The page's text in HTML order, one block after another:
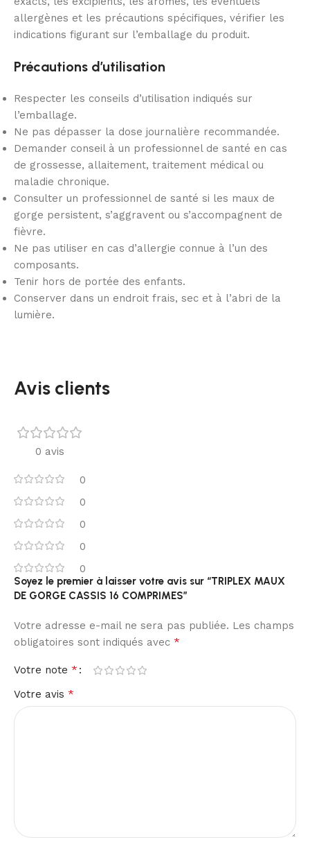
allergènes et les précautions spécifiques, vérifier les
indications figurant sur l’emballage du produit.
Précautions d’utilisation
Respecter les conseils d’utilisation indiqués sur
l’emballage.
Ne pas dépasser la dose journalière recommandée.
Demander conseil à un professionnel de santé en cas
de grossesse, allaitement, traitement médical ou
maladie chronique.
Consulter un professionnel de santé si les maux de
gorge persistent, s’aggravent ou s’accompagnent de
fièvre.
Ne pas utiliser en cas d’allergie connue à l’un des
composants.
Tenir hors de portée des enfants.
Conserver dans un endroit frais, sec et à l’abri de la
lumière.
Avis clients
0 avis
0
0
0
0
0
Soyez le premier à laisser votre avis sur “TRIPLEX MAUX
DE GORGE CASSIS 16 COMPRIMES”
Votre adresse e-mail ne sera pas publiée. Les champs
obligatoires sont indiqués avec *
Votre note *
Votre avis *